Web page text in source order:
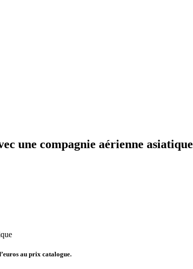
une compagnie aérienne asiatique
au prix catalogue.